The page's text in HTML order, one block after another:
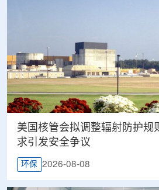
美国核管会拟调整辐射防护规
求引发安全争议
环保 2026-08-08